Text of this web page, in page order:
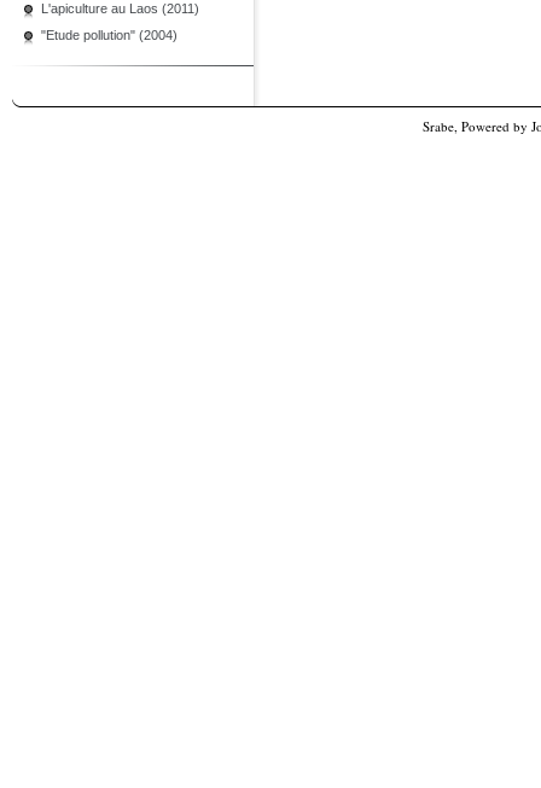
L'apiculture au Laos (2011)
"Etude pollution" (2004)
Srabe, Powered by